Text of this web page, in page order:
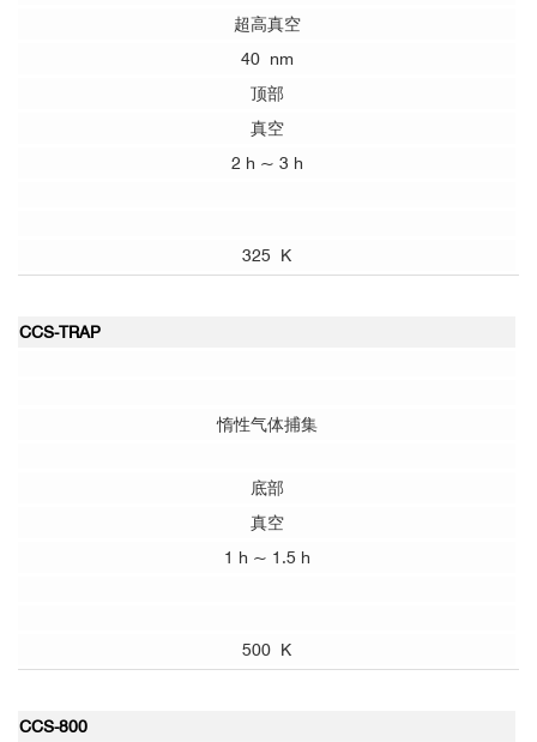
超高真空
40 nm
顶部
真空
2 h ~ 3 h
325 K
CCS-TRAP
惰性气体捕集
底部
真空
1 h ~ 1.5 h
500 K
CCS-800